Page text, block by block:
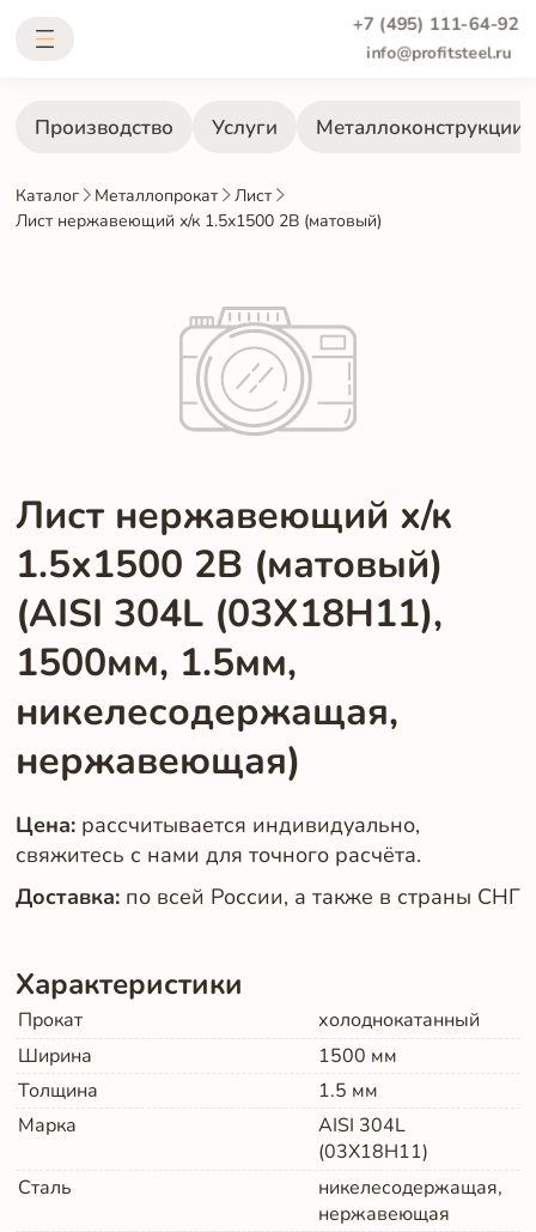
+7 (495) 111-64-92
info@profitsteel.ru
Производство Услуги Металлоконструкции
Каталог Металлопрокат
Лист
Лист нержавеющий х/к 1.5х1500 2B (матовый)
Лист нержавеющий х/к
1.5х1500 2B (матовый)
(AISI 304L (03Х18Н11),
1500мм, 1.5мм,
никелесодержащая,
нержавеющая)
Цена: рассчитывается индивидуально,
свяжитесь с нами для точного расчёта.
Доставка: по всей России, а также в страны СНГ
Характеристики
Прокат
холоднокатанный
Ширина
1500 мм
Толщина
1.5 мм
Марка
AISI 304L
(03Х18Н11)
Сталь
никелесодержащая,
нержавеющая